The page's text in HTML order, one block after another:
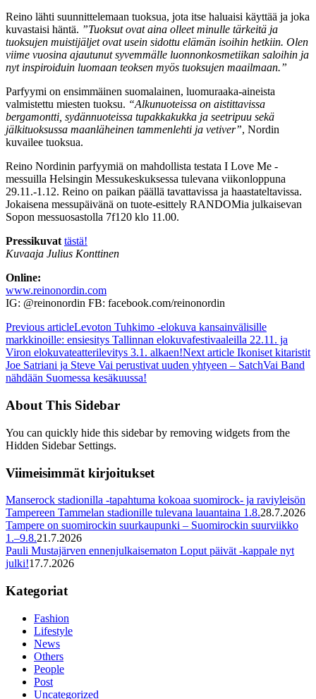
Reino lähti suunnittelemaan tuoksua, jota itse haluaisi käyttää ja joka
kuvastaisi häntä. ”Tuoksut ovat aina olleet minulle tärkeitä ja
tuoksujen muistijäljet ovat usein sidottu elämän isoihin hetkiin. Olen
viime vuosina ajautunut syvemmälle luonnonkosmetiikan saloihin ja
nyt inspiroiduin luomaan teoksen myös tuoksujen maailmaan.”
Parfyymi on ensimmäinen suomalainen, luomuraaka-aineista
valmistettu miesten tuoksu. “Alkunuoteissa on aistittavissa
bergamontti, sydännuoteissa tupakkakukka ja seetripuu sekä
jälkituoksussa maanläheinen tammenlehti ja vetiver”, Nordin
kuvailee tuoksua.
Reino Nordinin parfyymiä on mahdollista testata I Love Me -
messuilla Helsingin Messukeskuksessa tulevana viikonloppuna
29.11.-1.12. Reino on paikan päällä tavattavissa ja haastateltavissa.
Jokaisena messupäivänä on tuote-esittely RANDOMia julkaisevan
Sopon messuosastolla 7f120 klo 11.00.
Pressikuvat tästä!
Kuvaaja Julius Konttinen
Online:
www.reinonordin.com
IG: @reinonordin FB: facebook.com/reinonordin
Previous articleLevoton Tuhkimo -elokuva kansainvälisille
markkinoille: ensiesitys Tallinnan elokuvafestivaaleilla 22.11. ja
Viron elokuvateatterilevitys 3.1. alkaen!Next article Ikoniset kitaristit
Joe Satriani ja Steve Vai perustivat uuden yhtyeen – SatchVai Band
nähdään Suomessa kesäkuussa!
About This Sidebar
You can quickly hide this sidebar by removing widgets from the
Hidden Sidebar Settings.
Viimeisimmät kirjoitukset
Manserock stadionilla -tapahtuma kokoaa suomirock- ja raviyleisön
Tampereen Tammelan stadionille tulevana lauantaina 1.8.28.7.2026
Tampere on suomirockin suurkaupunki – Suomirockin suurviikko
1.–9.8.21.7.2026
Pauli Mustajärven ennenjulkaisematon Loput päivät -kappale nyt
julki!17.7.2026
Kategoriat
Fashion
Lifestyle
News
Others
People
Post
Uncategorized